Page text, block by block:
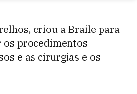
criou a Braile para
os procedimentos
e as cirurgias e os